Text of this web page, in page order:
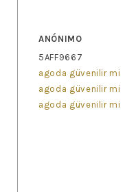
ANÓNIMO
5AFF9667
agoda güvenilir mi
agoda güvenilir mi
agoda güvenilir mi